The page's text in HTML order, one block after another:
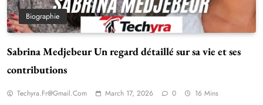
Biographie
Sabrina Medjebeur Un regard détaillé sur sa vie et ses
contributions
Techyra.fr@gmail.com March 17, 2026 0 16 Mins